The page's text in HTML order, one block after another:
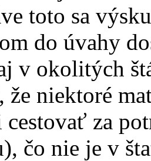
toto sa
do úvahy
v okolitých
že niektoré
cestovať za
čo nie je v